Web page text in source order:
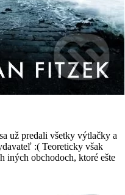
už predali všetky výtlačky a
:( Teoreticky však
iných obchodoch, ktoré ešte